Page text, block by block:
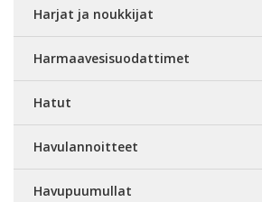
Harjat ja noukkijat
Harmaavesisuodattimet
Hatut
Havulannoitteet
Havupuumullat